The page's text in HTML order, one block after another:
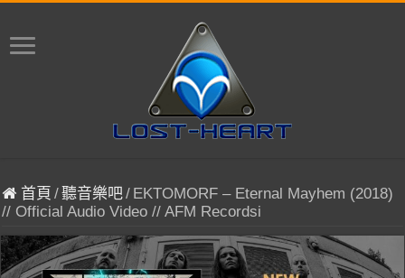
首頁 /聽音樂吧/ EKTOMORF – Eternal Mayhem (2018)
// Official Audio Video // AFM Recordsi